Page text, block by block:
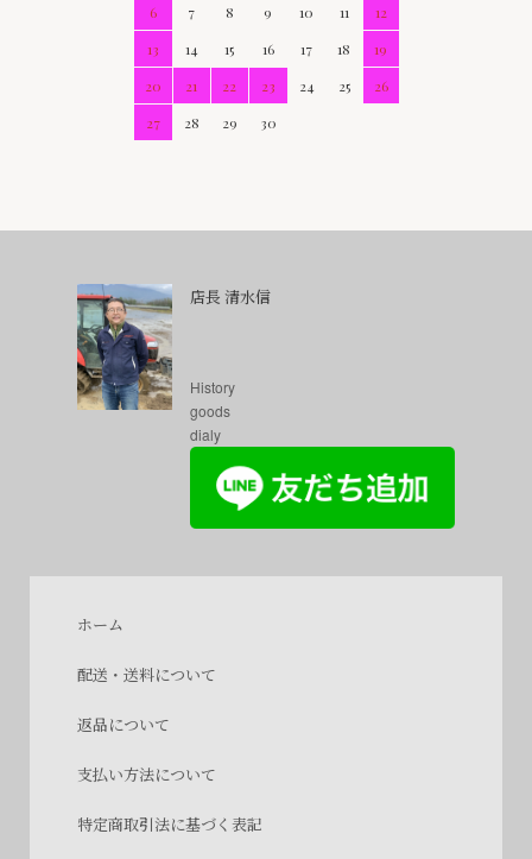
6
7 8 9 10 11
12
13
14 15 16 17 18
19
20
21 22 23 24 25
26
27
28 29 30
店長 清水信
History
goods
dialy
ホーム
配送・送料について
返品について
支払い方法について
特定商取引法に基づく表記